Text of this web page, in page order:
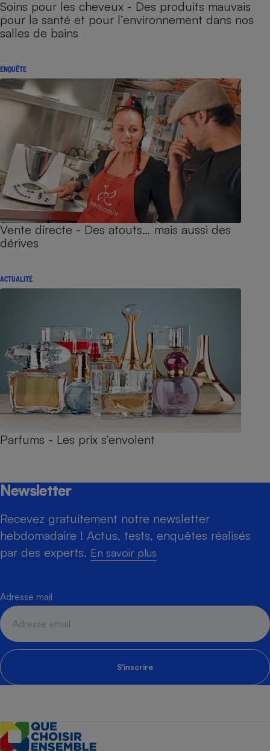
Soins pour les cheveux - Des produits mauvais
pour la santé et pour l’environnement dans nos
salles de bains
ENQUÊTE
Vente directe - Des atouts… mais aussi des
dérives
ACTUALITÉ
Parfums - Les prix s’envolent
Newsletter
Recevez gratuitement notre newsletter
hebdomadaire ! Actus, tests, enquêtes réalisés
par des experts. En savoir plus
Adresse mail
S'inscrire